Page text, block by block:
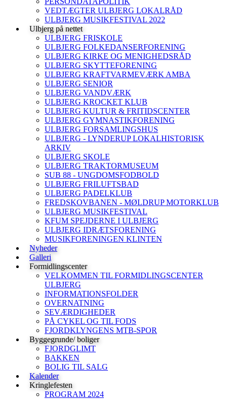
VEDTÆGTER ULBJERG LOKALRÅD
ULBJERG MUSIKFESTIVAL 2022
Ulbjerg på nettet
ULBJERG FRISKOLE
ULBJERG FOLKEDANSERFORENING
ULBJERG KIRKE OG MENIGHEDSRÅD
ULBJERG SKYTTEFORENING
ULBJERG KRAFTVARMEVÆRK AMBA
ULBJERG SENIOR
ULBJERG VANDVÆRK
ULBJERG KROCKET KLUB
ULBJERG KULTUR & FRITIDSCENTER
ULBJERG GYMNASTIKFORENING
ULBJERG FORSAMLINGSHUS
ULBJERG - LYNDERUP LOKALHISTORISK
ARKIV
ULBJERG SKOLE
ULBJERG TRAKTORMUSEUM
SUB 88 - UNGDOMSFODBOLD
ULBJERG FRILUFTSBAD
ULBJERG PADELKLUB
FREDSKOVBANEN - MØLDRUP MOTORKLUB
ULBJERG MUSIKFESTIVAL
KFUM SPEJDERNE I ULBJERG
ULBJERG IDRÆTSFORENING
MUSIKFORENINGEN KLINTEN
Nyheder
Galleri
Formidlingscenter
VELKOMMEN TIL FORMIDLINGSCENTER
ULBJERG
INFORMATIONSFOLDER
OVERNATNING
SEVÆRDIGHEDER
PÅ CYKEL OG TIL FODS
FJORDKLYNGENS MTB-SPOR
Byggegrunde/ boliger
FJORDGLIMT
BAKKEN
BOLIG TIL SALG
Kalender
Kringlefesten
PROGRAM 2024